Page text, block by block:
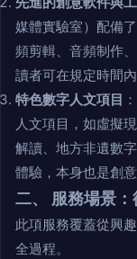
媒體實驗室）配備
頻剪輯、音頻制作
讀者可在規定時間
特色數字人文項目
人文項目，如虛擬
解讀、地方非遺數
體驗，本身也是創
二、 服務場景
此項服務覆蓋從興
全過程。